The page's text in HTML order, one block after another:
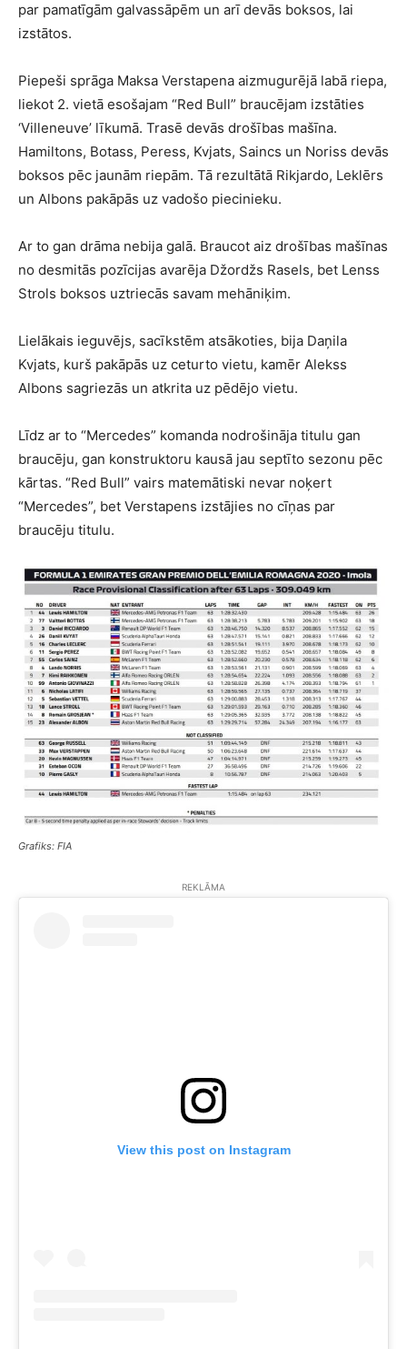
par pamatīgām galvassāpēm un arī devās boksos, lai
izstātos.
Piepeši sprāga Maksa Verstapena aizmugurējā labā riepa,
liekot 2. vietā esošajam “Red Bull” braucējam izstāties
‘Villeneuve’ līkumā. Trasē devās drošības mašīna.
Hamiltons, Botass, Peress, Kvjats, Saincs un Noriss devās
boksos pēc jaunām riepām. Tā rezultātā Rikjardo, Leklērs
un Albons pakāpās uz vadošo piecinieku.
Ar to gan drāma nebija galā. Braucot aiz drošības mašīnas
no desmitās pozīcijas avarēja Džordžs Rasels, bet Lenss
Strols boksos uztriecās savam mehāniķim.
Lielākais ieguvējs, sacīkstēm atsākoties, bija Daņila
Kvjats, kurš pakāpās uz ceturto vietu, kamēr Alekss
Albons sagriezās un atkrita uz pēdējo vietu.
Līdz ar to “Mercedes” komanda nodrošināja titulu gan
braucēju, gan konstruktoru kausā jau septīto sezonu pēc
kārtas. “Red Bull” vairs matemātiski nevar noķert
“Mercedes”, bet Verstapens izstājies no cīņas par
braucēju titulu.
Grafiks: FIA
REKLĀMA
View this post on Instagram